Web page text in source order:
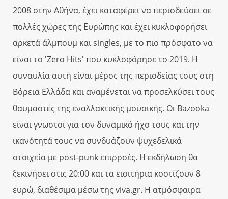
2008 στην Αθήνα, έχει καταφέρει να περιοδεύσει σε
πολλές χώρες της Ευρώπης και έχει κυκλοφορήσει
αρκετά άλμπουμ και singles, με το πιο πρόσφατο να
είναι το 'Zero Hits' που κυκλοφόρησε το 2019. Η
συναυλία αυτή είναι μέρος της περιοδείας τους στη
Βόρεια Ελλάδα και αναμένεται να προσελκύσει τους
θαυμαστές της εναλλακτικής μουσικής. Οι Bazooka
είναι γνωστοί για τον δυναμικό ήχο τους και την
ικανότητά τους να συνδυάζουν ψυχεδελικά
στοιχεία με post-punk επιρροές. Η εκδήλωση θα
ξεκινήσει στις 20:00 και τα εισιτήρια κοστίζουν 8
ευρώ, διαθέσιμα μέσω της viva.gr. Η ατμόσφαιρα